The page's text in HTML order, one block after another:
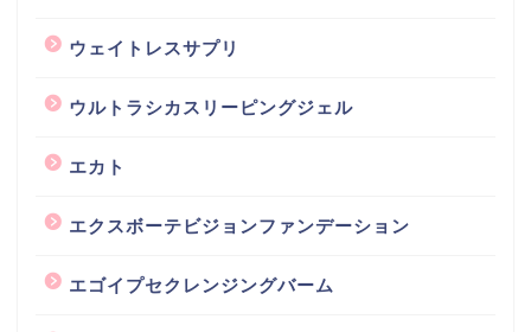
ウェイトレスサプリ
ウルトラシカスリーピングジェル
エカト
エクスボーテビジョンファンデーション
エゴイプセクレンジングバーム